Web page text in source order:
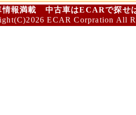
情報満載 中古車はECARで探せ
ECAR Corpration All